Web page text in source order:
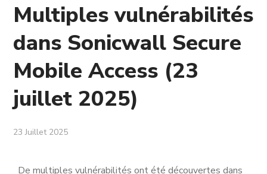
Multiples vulnérabilités
dans Sonicwall Secure
Mobile Access (23
juillet 2025)
23 Juillet 2025
De multiples vulnérabilités ont été découvertes dans